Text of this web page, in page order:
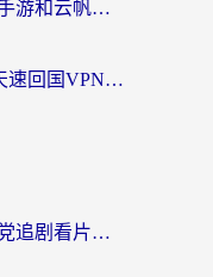
海外党选回国加速器：雷神手游和云帆哪个好？附3组对比+避坑指南
Quickback VPN好用吗？和天速回国VPN对比哪个回国效果更好？海外党必看的真实体验指南
西瓜视频海外能看吗？海外党追剧看片的终极解决方案来了